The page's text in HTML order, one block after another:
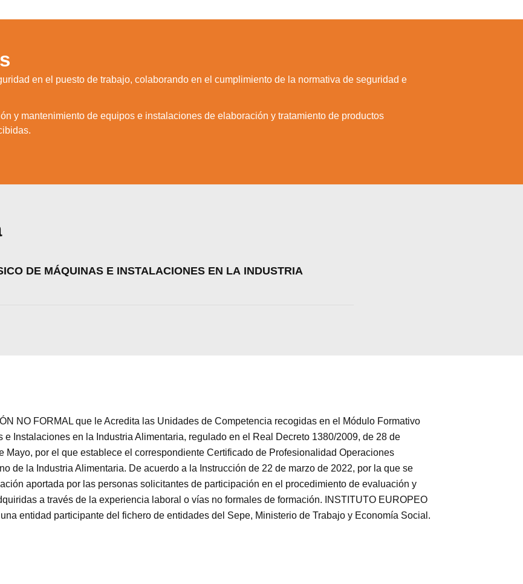
en el puesto de trabajo, colaborando en el cumplimiento de la normativa de seguridad e
y mantenimiento de equipos e instalaciones de elaboración y tratamiento de productos
DE MÁQUINAS E INSTALACIONES EN LA INDUSTRIA
NO FORMAL que le Acredita las Unidades de Competencia recogidas en el Módulo Formativo
Instalaciones en la Industria Alimentaria, regulado en el Real Decreto 1380/2009, de 28 de
Mayo, por el que establece el correspondiente Certificado de Profesionalidad Operaciones
de la Industria Alimentaria. De acuerdo a la Instrucción de 22 de marzo de 2022, por la que se
aportada por las personas solicitantes de participación en el procedimiento de evaluación y
a través de la experiencia laboral o vías no formales de formación. INSTITUTO EUROPEO
entidad participante del fichero de entidades del Sepe, Ministerio de Trabajo y Economía Social.
más sobre qué cookies utilizamos o desactivarlas en los
ajustes
Aceptar Rechazar Configurar